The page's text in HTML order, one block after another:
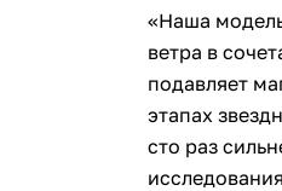
«Наша
ветра в
подавляет
этапах
сто раз